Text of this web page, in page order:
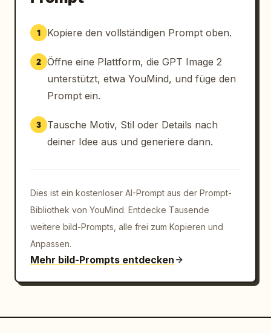
Icons, dünne Verbindungslinien und ein
in sozialen Medien eignet.
1 Kopiere den vollständigen Prompt oben.
2 Öffne eine Plattform, die GPT Image 2
unterstützt, etwa YouMind, und füge den
Prompt ein.
3
Tausche Motiv, Stil oder Details nach
deiner Idee aus und generiere dann.
Dies ist ein kostenloser AI-Prompt aus der Prompt-
Bibliothek von YouMind. Entdecke Tausende
weitere bild-Prompts, alle frei zum Kopieren und
Anpassen.
Mehr bild-Prompts entdecken